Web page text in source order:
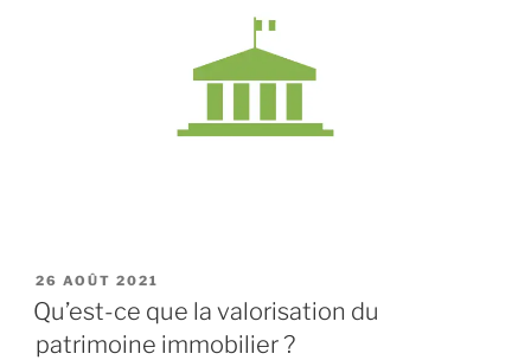
PUBLIÉ
LE
26 AOÛT 2021
Qu’est-ce que la valorisation du
patrimoine immobilier ?